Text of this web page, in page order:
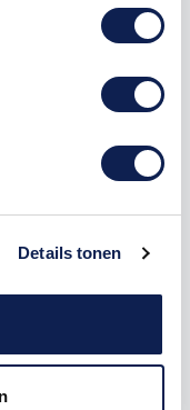
Details tonen
kwaliteit
kan u met uw
die wij op
lamineerlaag is
tegen
en
op: